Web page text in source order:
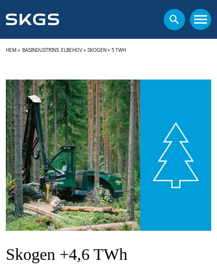
HEM» BASINDUSTRINS ELBEHOV» SKOGEN + 5 TWH
Skogen +4,6 TWh